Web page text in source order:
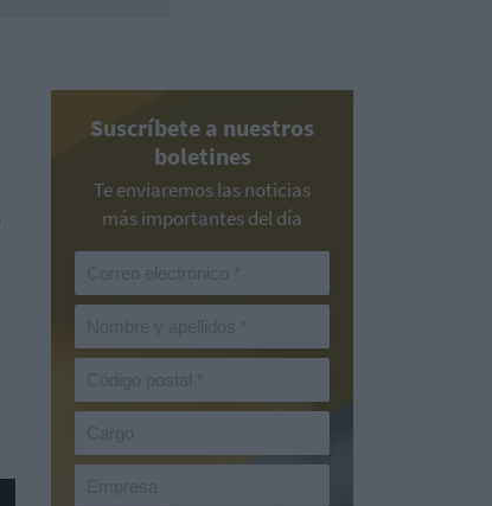
Suscríbete a nuestros
boletines
Te enviaremos las noticias
más importantes del día